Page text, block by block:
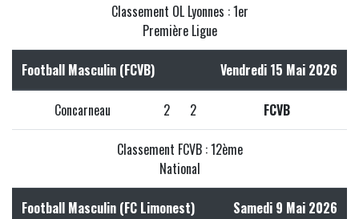
Classement OL Lyonnes : 1er
Première Ligue
Football Masculin (FCVB) Vendredi 15 Mai 2026
Concarneau 2 2 FCVB
Classement FCVB : 12ème
National
Football Masculin (FC Limonest) Samedi 9 Mai 2026